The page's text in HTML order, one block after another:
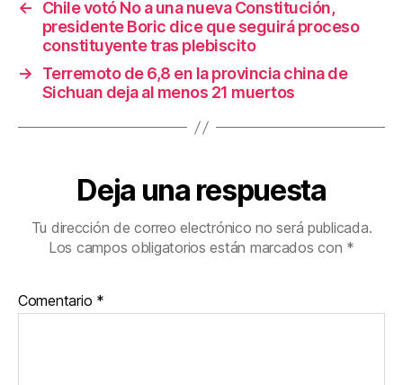
o
k
←
Chile votó No a una nueva Constitución,
presidente Boric dice que seguirá proceso
constituyente tras plebiscito
→
Terremoto de 6,8 en la provincia china de
Sichuan deja al menos 21 muertos
Deja una respuesta
Tu dirección de correo electrónico no será publicada.
Los campos obligatorios están marcados con *
Comentario *